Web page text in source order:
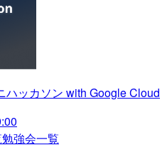
ハッカソン with Google Cloud
勉強会一覧